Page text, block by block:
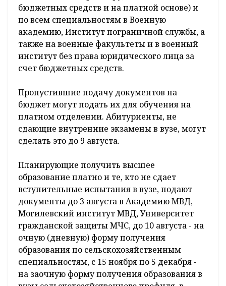
бюджетных средств и на платной основе) и
по всем специальностям в Военную
академию, Институт пограничной службы, а
также на военные факультеты и в военный
институт без права юридического лица за
счет бюджетных средств.
Пропустившие подачу документов на
бюджет могут подать их для обучения на
платном отделении. Абитуриенты, не
сдающие внутренние экзамены в вузе, могут
сделать это до 9 августа.
Планирующие получить высшее
образование платно и те, кто не сдает
вступительные испытания в вузе, подают
документы до 3 августа в Академию МВД,
Могилевский институт МВД, Университет
гражданской защиты МЧС, до 10 августа - на
очную (дневную) форму получения
образования по сельскохозяйственным
специальностям, с 15 ноября по 5 декабря -
на заочную форму получения образования в